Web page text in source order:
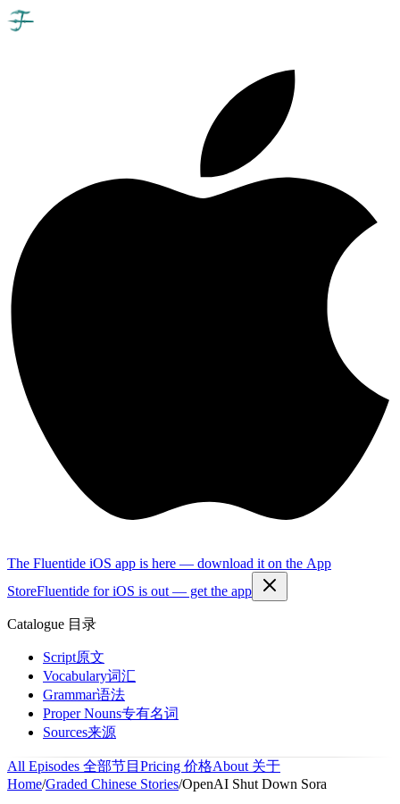
The Fluentide iOS app is here — download it on the App
StoreFluentide for iOS is out — get the app
Catalogue 目录
Script原文
Vocabulary词汇
Grammar语法
Proper Nouns专有名词
Sources来源
All Episodes 全部节目 Pricing 价格About 关于
Home/Graded Chinese Stories/OpenAI Shut Down Sora